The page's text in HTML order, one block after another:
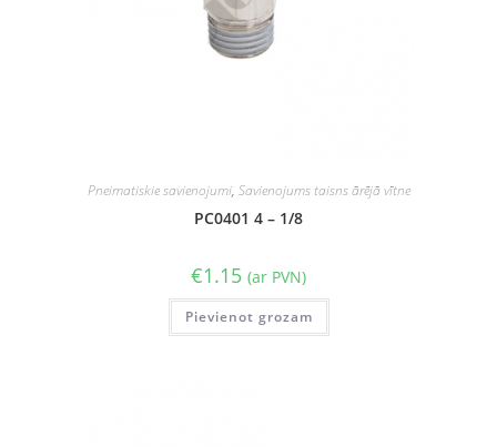
Pneimatiskie savienojumi, Savienojums taisns ārējā vītne
PC0401 4 – 1/8
€1.15 (ar PVN)
Pievienot grozam